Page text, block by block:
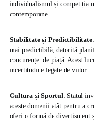
individualismul și competiția
contemporane.
Stabilitate și Predictibilitate
mai predictibilă, datorită
concurenței de piață. Acest
incertitudine legate de viitor.
Cultura și Sportul: Statul
aceste domenii atât pentru a
oferi o formă de divertisment